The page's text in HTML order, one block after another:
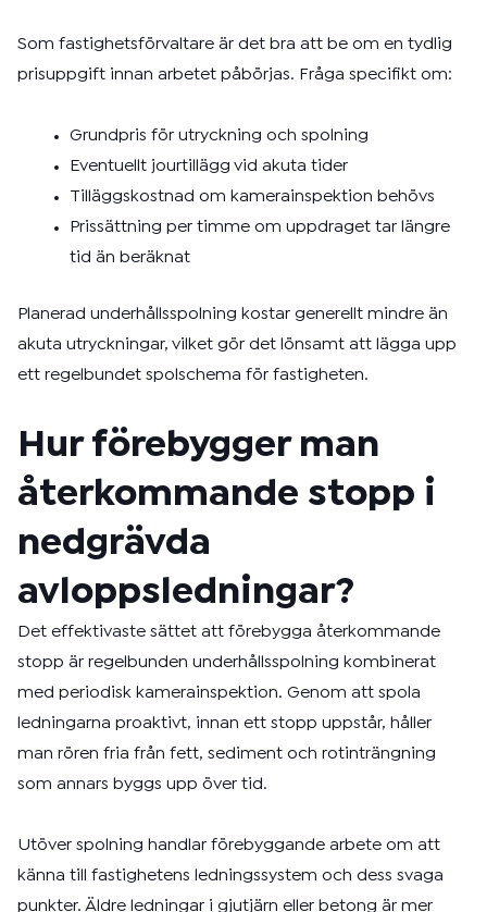
Som fastighetsförvaltare är det bra att be om en tydlig
prisuppgift innan arbetet påbörjas. Fråga specifikt om:
Grundpris för utryckning och spolning
Eventuellt jourtillägg vid akuta tider
Tilläggskostnad om kamerainspektion behövs
Prissättning per timme om uppdraget tar längre
tid än beräknat
Planerad underhållsspolning kostar generellt mindre än
akuta utryckningar, vilket gör det lönsamt att lägga upp
ett regelbundet spolschema för fastigheten.
Hur förebygger man
återkommande stopp i
nedgrävda
avloppsledningar?
Det effektivaste sättet att förebygga återkommande
stopp är regelbunden underhållsspolning kombinerat
med periodisk kamerainspektion. Genom att spola
ledningarna proaktivt, innan ett stopp uppstår, håller
man rören fria från fett, sediment och rotinträngning
som annars byggs upp över tid.
Utöver spolning handlar förebyggande arbete om att
känna till fastighetens ledningssystem och dess svaga
punkter. Äldre ledningar i gjutjärn eller betong är mer